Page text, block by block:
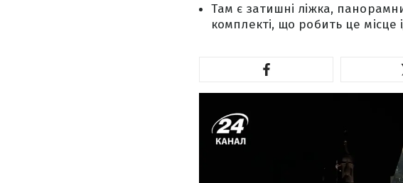
Там є затишні ліжка,
комплекті, що робить це